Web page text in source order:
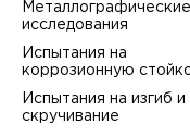
Металлографические
исследования
Испытания на
коррозионную
Испытания на изгиб и
скручивание